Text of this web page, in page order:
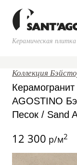
Керамическая
Коллекция
AGOSTINO
Песок / Sand
12 300 р/м2